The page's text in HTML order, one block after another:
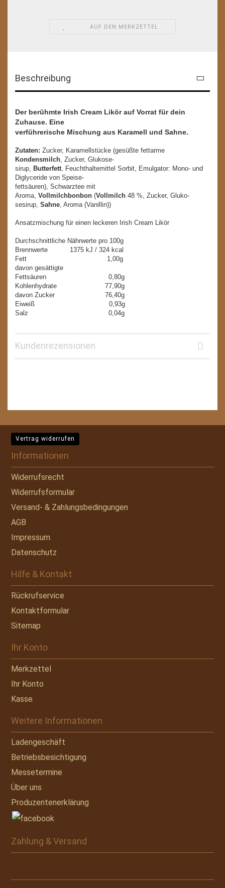
AUF DEN MERKZETTEL
Beschreibung
Der berühmte Irish Cream Likör auf Vorrat für dein
Zuhause. Eine
verführerische Mischung aus Karamell und Sahne.
Zutaten: Zucker, Karamellstücke (gesüßte fettarme
Kondensmilch , Zucker, Glukose-
sirup, Butterfett , Feuchthaltemittel Sorbit, Emulgator: Mono- und
Diglyceride von Speise-
fettsäuren), Schwarztee mit
Aroma, Vollmilchbonbon (Vollmilch 48 %, Zucker, Gluko-
sesirup, Sahne , Aroma (Vanillin))
Ansatzmischung für einen leckeren Irish Cream Likör
Durchschnittliche Nährwerte pro 100g
Brennwerte 1375 kJ / 324 kcal
Fett 1,00g
davon gesättigte
Fettsäuren 0,80g
Kohlenhydrate 77,90g
davon Zucker 76,40g
Eiweiß 0,93g
Salz 0,04g
Kundenrezensionen
Vertrag widerrufen
Informationen
Widerrufsrecht
Widerrufsformular
Versand- & Zahlungsbedingungen
AGB
Impressum
Datenschutz
Hilfe & Kontakt
Rückrufservice
Kontaktformular
Sitemap
Ihr Konto
Merkzettel
Ihr Konto
Kasse
Weitere Informationen
Ladengeschäft
Betriebsbesichtigung
Messetermine
Über uns
Produzentenerklärung
Zahlung & Versand